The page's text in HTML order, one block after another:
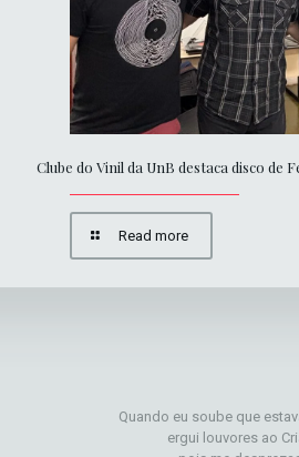
Clube do Vinil da UnB destaca disco de
Read more
Quando eu soube que
ergui louvores ao